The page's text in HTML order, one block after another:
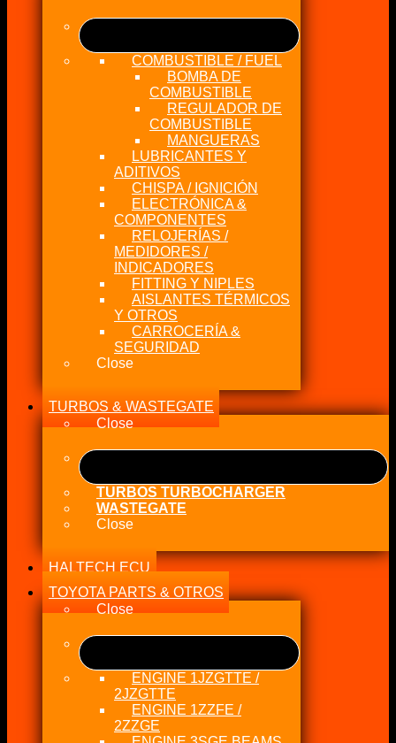
COMBUSTIBLE / FUEL
BOMBA DE
COMBUSTIBLE
REGULADOR DE
COMBUSTIBLE
MANGUERAS
LUBRICANTES Y
ADITIVOS
CHISPA / IGNICIÓN
ELECTRÓNICA &
COMPONENTES
RELOJERÍAS /
MEDIDORES /
INDICADORES
FITTING Y NIPLES
AISLANTES TÉRMICOS
Y OTROS
CARROCERÍA &
SEGURIDAD
Close
TURBOS & WASTEGATE
Close
TURBOS TURBOCHARGER
WASTEGATE
Close
HALTECH ECU
TOYOTA PARTS & OTROS
Close
ENGINE 1JZGTTE /
2JZGTTE
ENGINE 1ZZFE /
2ZZGE